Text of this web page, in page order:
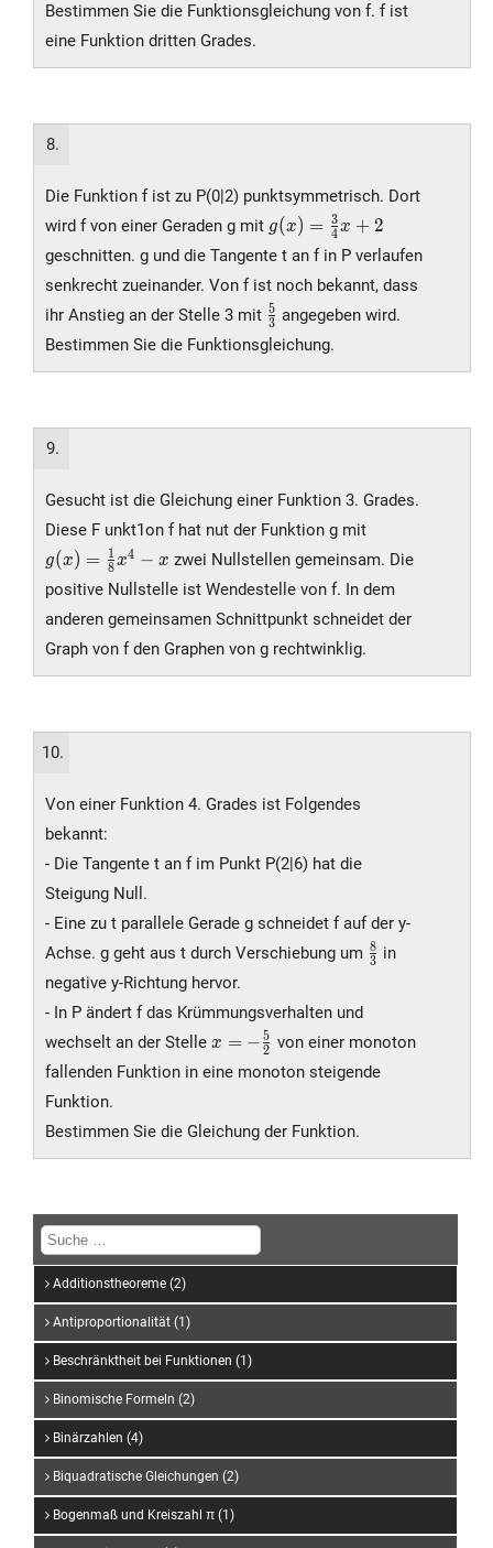
\frac{16}
\right)
Bestimmen Sie die Funktionsgleichung von f. f ist
eine Funktion dritten Grades.
8.
Die Funktion f ist zu P(0|2) punktsymmetrisch. Dort
wird f von einer Geraden g mit g(x) =
\frac{3}
2
g(x) = 4
3x + 2
geschnitten. g und die Tangente t an f in P verlaufen
senkrecht zueinander. Von f ist noch bekannt, dass
ihr Anstieg an der Stelle 3 mit \frac{5}
{3}
3
5 angegeben wird.
Bestimmen Sie die Funktionsgleichung.
9.
Gesucht ist die Gleichung einer Funktion 3. Grades.
Diese F unkt1on f hat nut der Funktion g mit
\frac{1}
x
g(x) = 8
1 x4 − x zwei Nullstellen gemeinsam. Die
positive Nullstelle ist Wendestelle von f. In dem
anderen gemeinsamen Schnittpunkt schneidet der
Graph von f den Graphen von g rechtwinklig.
10.
Von einer Funktion 4. Grades ist Folgendes
bekannt:
- Die Tangente t an f im Punkt P(2|6) hat die
Steigung Null.
- Eine zu t parallele Gerade g schneidet f auf der y-
Achse. g geht aus t durch Verschiebung um \frac{8}
3
8 in
negative y-Richtung hervor.
- In P ändert f das Krümmungsverhalten und
wechselt an der Stelle x = -
\frac{5}
x = − 2
5 von einer monoton
fallenden Funktion in eine monoton steigende
Funktion.
Bestimmen Sie die Gleichung der Funktion.
Additionstheoreme (2)
Antiproportionalität (1)
Beschränktheit bei Funktionen (1)
Binomische Formeln (2)
Binärzahlen (4)
Biquadratische Gleichungen (2)
Bogenmaß und Kreiszahl π (1)